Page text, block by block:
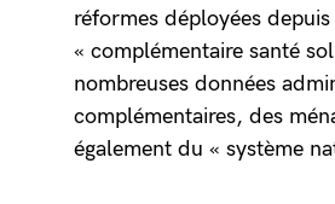
réformes déployées
« complémentaire santé
nombreuses données
complémentaires, des
également du « système